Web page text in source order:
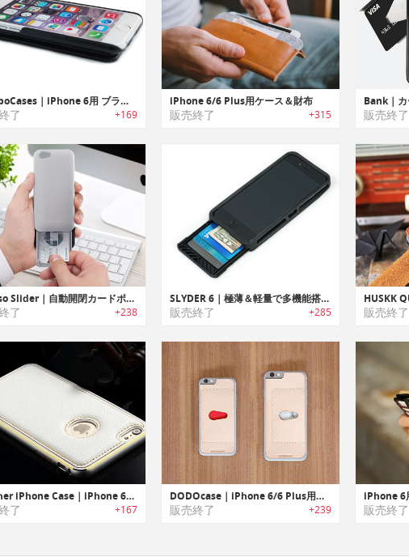
ComboCases｜iPhone 6用 ブラックレザーウォレットケース
了 +169
iPhone 6/6 Plus用ケース＆財布
販売終了 +315 販売終了
Gresso Slider｜自動開閉カードポケット内蔵のiPhone 6/6s用アルミケース「グレッソ・スライダー」
了 +238
SLYDER 6｜極薄＆軽量で多機能搭載のiPhone 6用ケース「スライダーシックス」
販売終了 +285 販売終了
Leather iPhone Case｜iPhone 6シリーズ用プレミアムレザーケース
了 +167
DODOcase｜iPhone 6/6 Plus用革製背面財布
販売終了 +239 販売終了